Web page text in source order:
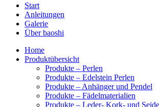
Start
Anleitungen
Galerie
Über baoshi
Home
Produktübersicht
Produkte – Perlen
Produkte – Edelstein Perlen
Produkte – Anhänger und Pendel
Produkte – Fädelmaterialien
Produkte – Leder- Kork- und